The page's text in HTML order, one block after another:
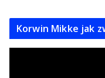
Korwin Mikke jak